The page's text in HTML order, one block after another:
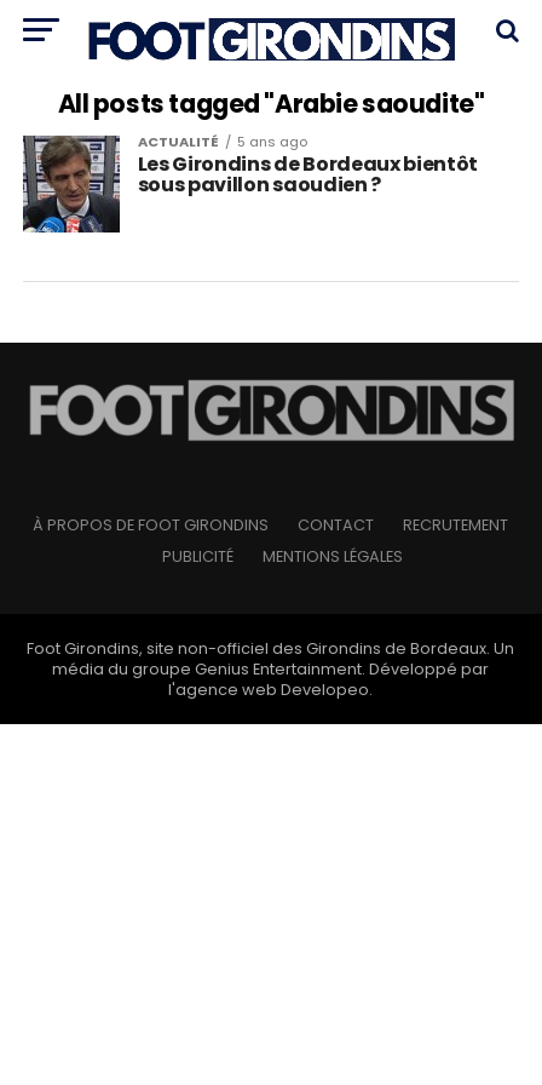
All posts tagged "Arabie saoudite"
ACTUALITÉ 5 ans ago
Les Girondins de Bordeaux bientôt
sous pavillon saoudien ?
À PROPOS DE FOOT GIRONDINS CONTACT
RECRUTEMENT
PUBLICITÉ
MENTIONS LÉGALES
Foot Girondins, site non-officiel des Girondins de Bordeaux. Un
média du groupeGenius Entertainment. Développé par
l'agence web Developeo.